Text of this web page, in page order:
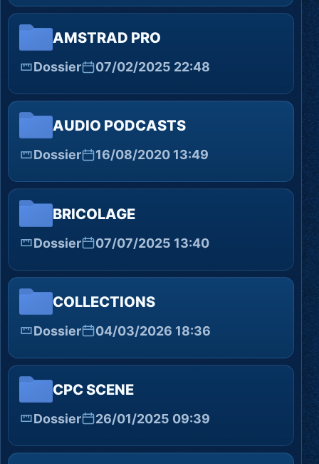
AMSTRAD PRO
Dossier 07/02/2025 22:48
AUDIO PODCASTS
Dossier 16/08/2020 13:49
BRICOLAGE
Dossier 07/07/2025 13:40
COLLECTIONS
Dossier 04/03/2026 18:36
CPC SCENE
Dossier 26/01/2025 09:39